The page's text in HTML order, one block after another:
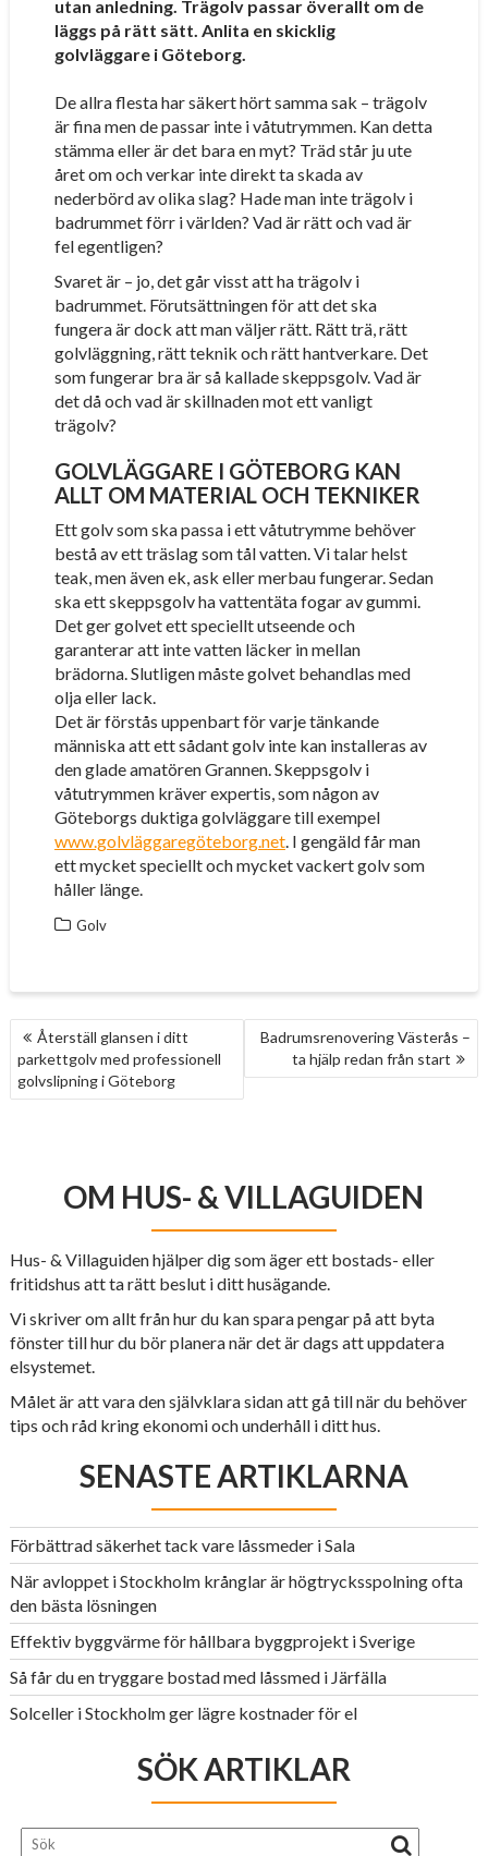
utan anledning. Trägolv passar överallt om de
läggs på rätt sätt. Anlita en skicklig
golvläggare i Göteborg.
De allra flesta har säkert hört samma sak – trägolv
är fina men de passar inte i våtutrymmen. Kan detta
stämma eller är det bara en myt? Träd står ju ute
året om och verkar inte direkt ta skada av
nederbörd av olika slag? Hade man inte trägolv i
badrummet förr i världen? Vad är rätt och vad är
fel egentligen?
Svaret är – jo, det går visst att ha trägolv i
badrummet. Förutsättningen för att det ska
fungera är dock att man väljer rätt. Rätt trä, rätt
golvläggning, rätt teknik och rätt hantverkare. Det
som fungerar bra är så kallade skeppsgolv. Vad är
det då och vad är skillnaden mot ett vanligt
trägolv?
GOLVLÄGGARE I GÖTEBORG KAN
ALLT OM MATERIAL OCH TEKNIKER
Ett golv som ska passa i ett våtutrymme behöver
bestå av ett träslag som tål vatten. Vi talar helst
teak, men även ek, ask eller merbau fungerar. Sedan
ska ett skeppsgolv ha vattentäta fogar av gummi.
Det ger golvet ett speciellt utseende och
garanterar att inte vatten läcker in mellan
brädorna. Slutligen måste golvet behandlas med
olja eller lack.
Det är förstås uppenbart för varje tänkande
människa att ett sådant golv inte kan installeras av
den glade amatören Grannen. Skeppsgolv i
våtutrymmen kräver expertis, som någon av
Göteborgs duktiga golvläggare till exempel
www.golvläggaregöteborg.net. I gengäld får man
ett mycket speciellt och mycket vackert golv som
håller länge.
Golv
INLÄGGSNAVIGERING
Återställ glansen i ditt
parkettgolv med professionell
golvslipning i Göteborg
Badrumsrenovering Västerås –
ta hjälp redan från start
OM HUS- & VILLAGUIDEN
Hus- & Villaguiden hjälper dig som äger ett bostads- eller
fritidshus att ta rätt beslut i ditt husägande.
Vi skriver om allt från hur du kan spara pengar på att byta
fönster till hur du bör planera när det är dags att uppdatera
elsystemet.
Målet är att vara den självklara sidan att gå till när du behöver
tips och råd kring ekonomi och underhåll i ditt hus.
SENASTE ARTIKLARNA
Förbättrad säkerhet tack vare låssmeder i Sala
När avloppet i Stockholm krånglar är högtrycksspolning ofta
den bästa lösningen
Effektiv byggvärme för hållbara byggprojekt i Sverige
Så får du en tryggare bostad med låssmed i Järfälla
Solceller i Stockholm ger lägre kostnader för el
SÖK ARTIKLAR